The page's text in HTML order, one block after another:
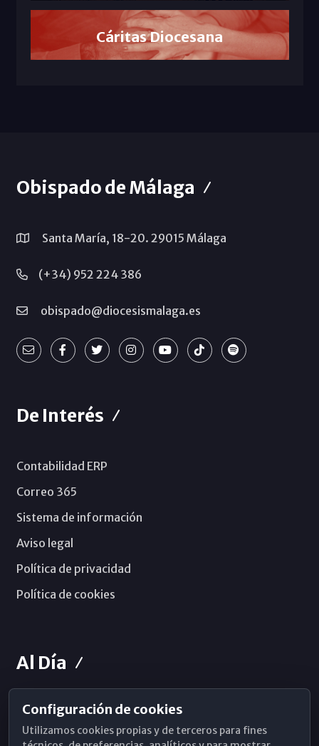
Cáritas Diocesana
Obispado de Málaga
Santa María, 18-20. 29015 Málaga
(+34) 952 224 386
obispado@diocesismalaga.es
De Interés
Contabilidad ERP
Correo 365
Sistema de información
Aviso legal
Política de privacidad
Política de cookies
Al Día
Horarios de Misa
Hemeroteca
Configuración de cookies
Utilizamos cookies propias y de terceros para fines